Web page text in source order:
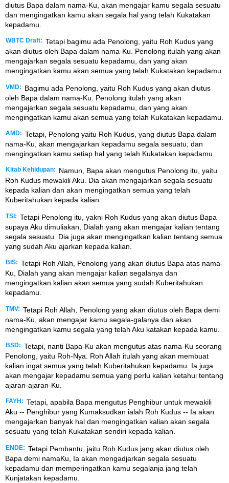
diutus Bapa dalam nama-Ku, akan mengajar kamu segala sesuatu
dan mengingatkan kamu akan segala hal yang telah Kukatakan
kepadamu.
WBTC Draft: Tetapi bagimu ada Penolong, yaitu Roh Kudus yang
akan diutus oleh Bapa dalam nama-Ku. Penolong itulah yang akan
mengajarkan segala sesuatu kepadamu, dan yang akan
mengingatkan kamu akan semua yang telah Kukatakan kepadamu.
VMD:
Bagimu ada Penolong, yaitu Roh Kudus yang akan diutus
oleh Bapa dalam nama-Ku. Penolong itulah yang akan
mengajarkan segala sesuatu kepadamu, dan yang akan
mengingatkan kamu akan semua yang telah Kukatakan kepadamu.
AMD: Tetapi, Penolong yaitu Roh Kudus, yang diutus Bapa dalam
nama-Ku, akan mengajarkan kepadamu segala sesuatu, dan
mengingatkan kamu setiap hal yang telah Kukatakan kepadamu.
Kitab Kehidupan:
Namun, Bapa akan mengutus Penolong itu, yaitu
Roh Kudus mewakili Aku. Dia akan mengajarkan segala sesuatu
kepada kalian dan akan mengingatkan semua yang telah
Kuberitahukan kepada kalian.
TSI: Tetapi Penolong itu, yakni Roh Kudus yang akan diutus Bapa
supaya Aku dimuliakan, Dialah yang akan mengajar kalian tentang
segala sesuatu. Dia juga akan mengingatkan kalian tentang semua
yang sudah Aku ajarkan kepada kalian.
BIS: Tetapi Roh Allah, Penolong yang akan diutus Bapa atas nama-
Ku, Dialah yang akan mengajar kalian segalanya dan
mengingatkan kalian akan semua yang sudah Kuberitahukan
kepadamu.
TMV: Tetapi Roh Allah, Penolong yang akan diutus oleh Bapa demi
nama-Ku, akan mengajar kamu segala-galanya dan akan
mengingatkan kamu segala yang telah Aku katakan kepada kamu.
BSD: Tetapi, nanti Bapa-Ku akan mengutus atas nama-Ku seorang
Penolong, yaitu Roh-Nya. Roh Allah itulah yang akan membuat
kalian ingat semua yang telah Kuberitahukan kepadamu. Ia juga
akan mengajar kepadamu semua yang perlu kalian ketahui tentang
ajaran-ajaran-Ku.
FAYH: Tetapi, apabila Bapa mengutus Penghibur untuk mewakili
Aku -- Penghibur yang Kumaksudkan ialah Roh Kudus -- Ia akan
mengajarkan banyak hal dan mengingatkan kalian akan segala
sesuatu yang telah Kukatakan sendiri kepada kalian.
ENDE: Tetapi Pembantu, jaitu Roh Kudus jang akan diutus oleh
Bapa demi namaKu, Ia akan mengadjarkan segala sesuatu
kepadamu dan memperingatkan kamu segalanja jang telah
Kunjatakan kepadamu.